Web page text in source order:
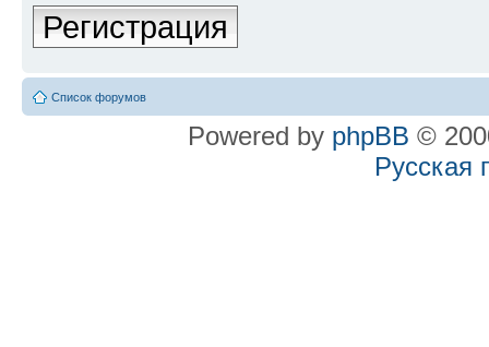
Регистрация
Список форумов
Powered by phpBB ©
Русская